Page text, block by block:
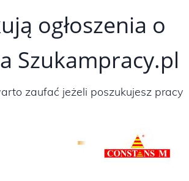
ogłoszenia o
Szukampracy.pl
zaufać jeżeli poszukujesz pracy